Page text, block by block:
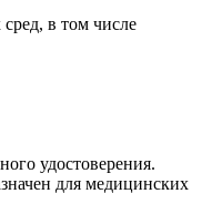
в том числе
удостоверения.
для медицинских